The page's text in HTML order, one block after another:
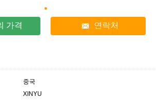
가격 연락처
중국
XINYU